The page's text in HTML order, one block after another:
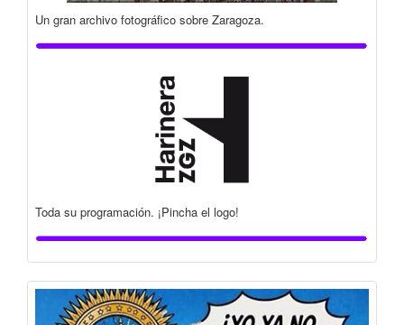
Un gran archivo fotográfico sobre Zaragoza.
Toda su programación. ¡Pincha el logo!